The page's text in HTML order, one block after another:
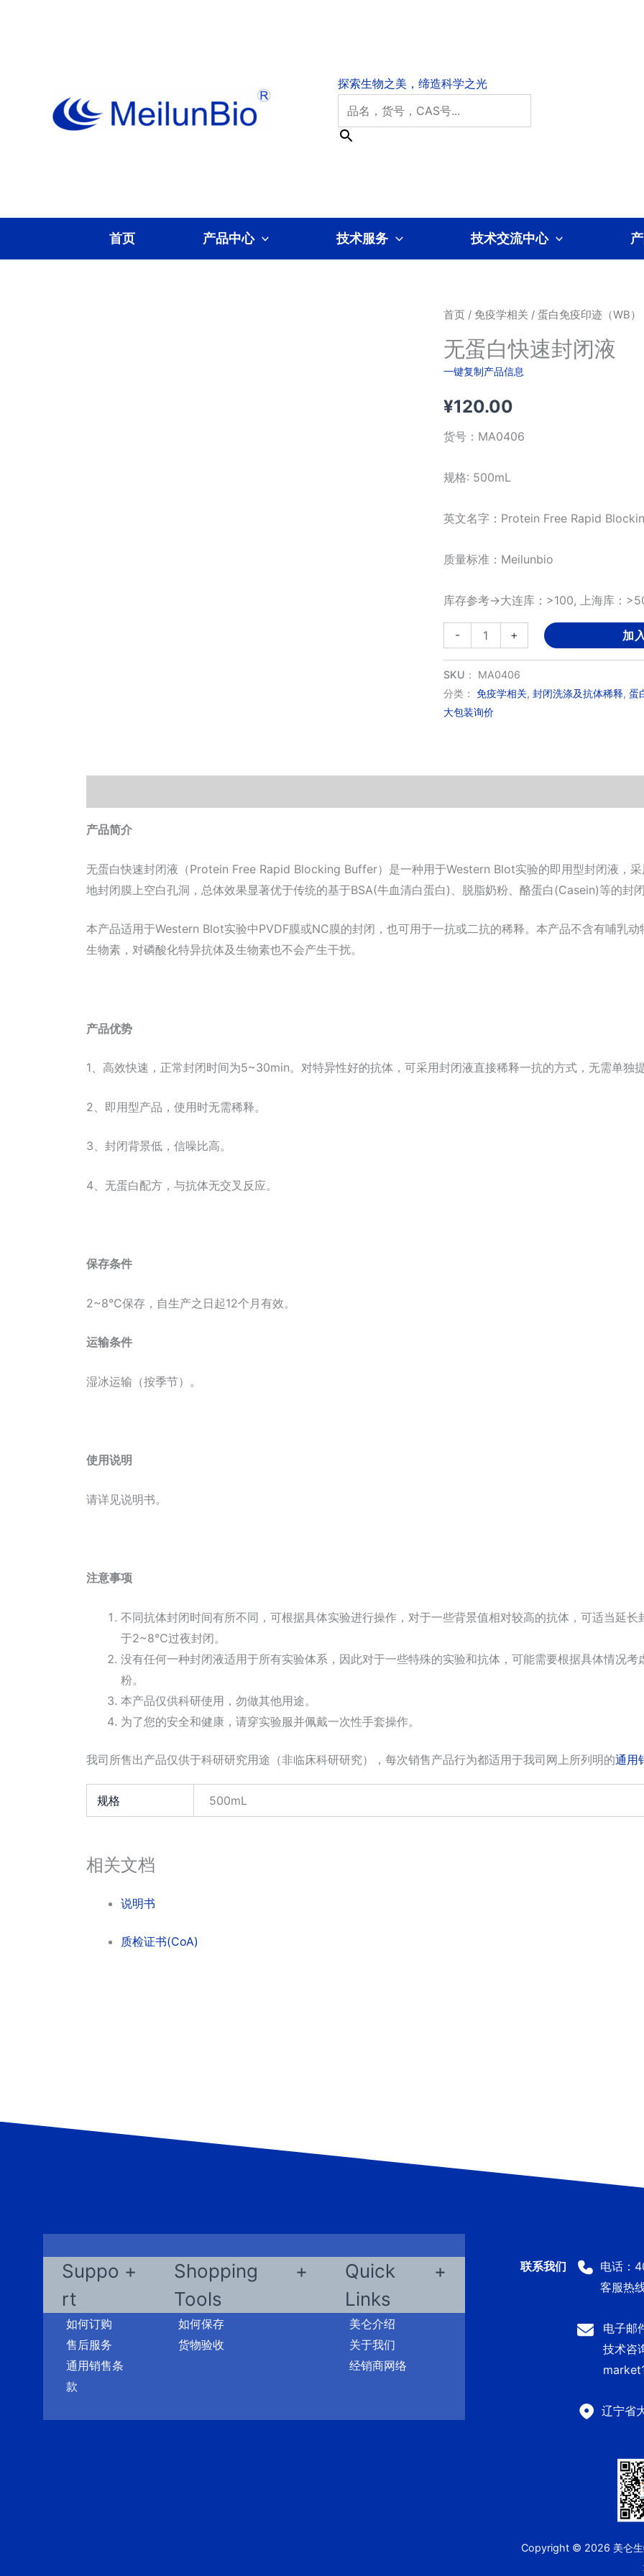
首页 产品中心 技术服务 技术交流中心
首页/ 免疫学相关 / 蛋白免疫印迹（WB）
无蛋白快速封闭液
一键复制产品信息
¥120.00
货号： MA0406
规格: 500mL
英文名字：Protein Free Rapid
质量标准：Meilunbio
库存参考→大连库：>100, 上海库：
-
蛋
白
快
速
液
+ 加
SKU： MA0406
分类： 免疫学相关, 封闭洗涤及抗体稀释, 蛋
大包装询价
产品简介
无蛋白快速封闭液（Protein Free Rapid Blocking Buffer）是一种用于Western Blot实验的即用型封闭液，
地封闭膜上空白孔洞，总体效果显著优于传统的基于BSA(牛血清白蛋白)、脱脂奶粉、酪蛋白(Casein)等的封闭
本产品适用于Western Blot实验中PVDF膜或NC膜的封闭，也可用于一抗或二抗的稀释。本产品不含有哺乳
生物素，对磷酸化特异抗体及生物素也不会产生干扰。
产品优势
1、高效快速，正常封闭时间为5~30min。对特异性好的抗体，可采用封闭液直接稀释一抗的方式，无需单独提
2、即用型产品，使用时无需稀释。
3、封闭背景低，信噪比高。
4、无蛋白配方，与抗体无交叉反应。
保存条件
2~8℃保存，自生产之日起12个月有效。
运输条件
湿冰运输（按季节）。
使用说明
请详见说明书。
注意事项
不同抗体封闭时间有所不同，可根据具体实验进行操作，对于一些背景值相对较高的抗体，可适当延
于2~8℃过夜封闭。
没有任何一种封闭液适用于所有实验体系，因此对于一些特殊的实验和抗体，可能需要根据具体情况
粉。
本产品仅供科研使用，勿做其他用途。
为了您的安全和健康，请穿实验服并佩戴一次性手套操作。
我司所售出产品仅供于科研研究用途（非临床科研研究），每次销售产品行为都适用于我司网上所列明的通用
规格 500mL
相关文档
说明书
质检证书(CoA)
Suppo
rt
如何订购
售后服务
通用销售条
款
Shopping
Tools
如何保存
货物验收
Quick
Links
美仑介绍
关于我们
经销商网络
电话：
客服热
电子邮
技术咨
辽宁省
Copyright © 2026 美仑生